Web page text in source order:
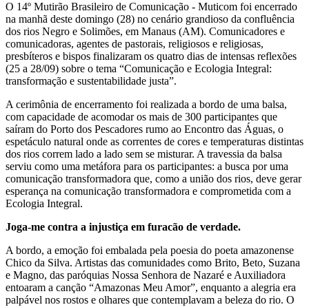
O 14º Mutirão Brasileiro de Comunicação - Muticom foi encerrado
na manhã deste domingo (28) no cenário grandioso da confluência
dos rios Negro e Solimões, em Manaus (AM). Comunicadores e
comunicadoras, agentes de pastorais, religiosos e religiosas,
presbíteros e bispos finalizaram os quatro dias de intensas reflexões
(25 a 28/09) sobre o tema “Comunicação e Ecologia Integral:
transformação e sustentabilidade justa”.
A cerimônia de encerramento foi realizada a bordo de uma balsa,
com capacidade de acomodar os mais de 300 participantes que
saíram do Porto dos Pescadores rumo ao Encontro das Águas, o
espetáculo natural onde as correntes de cores e temperaturas distintas
dos rios correm lado a lado sem se misturar. A travessia da balsa
serviu como uma metáfora para os participantes: a busca por uma
comunicação transformadora que, como a união dos rios, deve gerar
esperança na comunicação transformadora e comprometida com a
Ecologia Integral.
Joga-me contra a injustiça em furacão de verdade.
A bordo, a emoção foi embalada pela poesia do poeta amazonense
Chico da Silva. Artistas das comunidades como Brito, Beto, Suzana
e Magno, das paróquias Nossa Senhora de Nazaré e Auxiliadora
entoaram a canção “Amazonas Meu Amor”, enquanto a alegria era
palpável nos rostos e olhares que contemplavam a beleza do rio. O